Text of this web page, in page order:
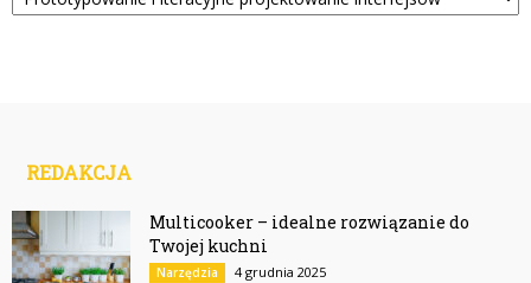
REDAKCJA
Multicooker – idealne rozwiązanie do
Twojej kuchni
Narzędzia 4 grudnia 2025